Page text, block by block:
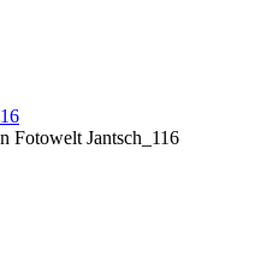
Fotowelt Jantsch_116